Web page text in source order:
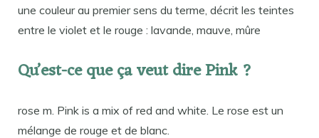
une couleur au premier sens du terme, décrit les teintes
entre le violet et le rouge : lavande, mauve, mûre
Qu’est-ce que ça veut dire Pink ?
rose m. Pink is a mix of red and white. Le rose est un
mélange de rouge et de blanc.